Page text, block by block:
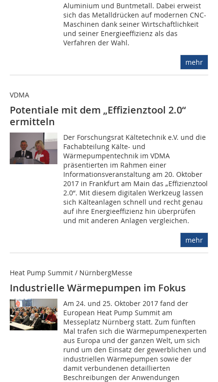
Aluminium und Buntmetall. Dabei erweist
sich das Metalldrücken auf modernen CNC-
Maschinen dank seiner Wirtschaftlichkeit
und seiner Energieeffizienz als das
Verfahren der Wahl.
mehr
VDMA
Potentiale mit dem „Effizienztool 2.0“
ermitteln
Der Forschungsrat Kältetechnik e.V. und die
Fachabteilung Kälte- und
Wärmepumpentechnik im VDMA
präsentierten im Rahmen einer
Informationsveranstaltung am 20. Oktober
2017 in Frankfurt am Main das „Effizienztool
2.0“. Mit diesem digitalen Werkzeug lassen
sich Kälteanlagen schnell und recht genau
auf ihre Energieeffizienz hin überprüfen
und mit anderen Anlagen vergleichen.
mehr
Heat Pump Summit / NürnbergMesse
Industrielle Wärmepumpen im Fokus
Am 24. und 25. Oktober 2017 fand der
European Heat Pump Summit am
Messeplatz Nürnberg statt. Zum fünften
Mal trafen sich die Wärmepumpenexperten
aus Europa und der ganzen Welt, um sich
rund um den Einsatz der gewerblichen und
industriellen Wärmepumpen sowie der
damit verbundenen detaillierten
Beschreibungen der Anwendungen